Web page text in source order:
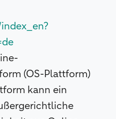
(OS-Plattform)
kann ein